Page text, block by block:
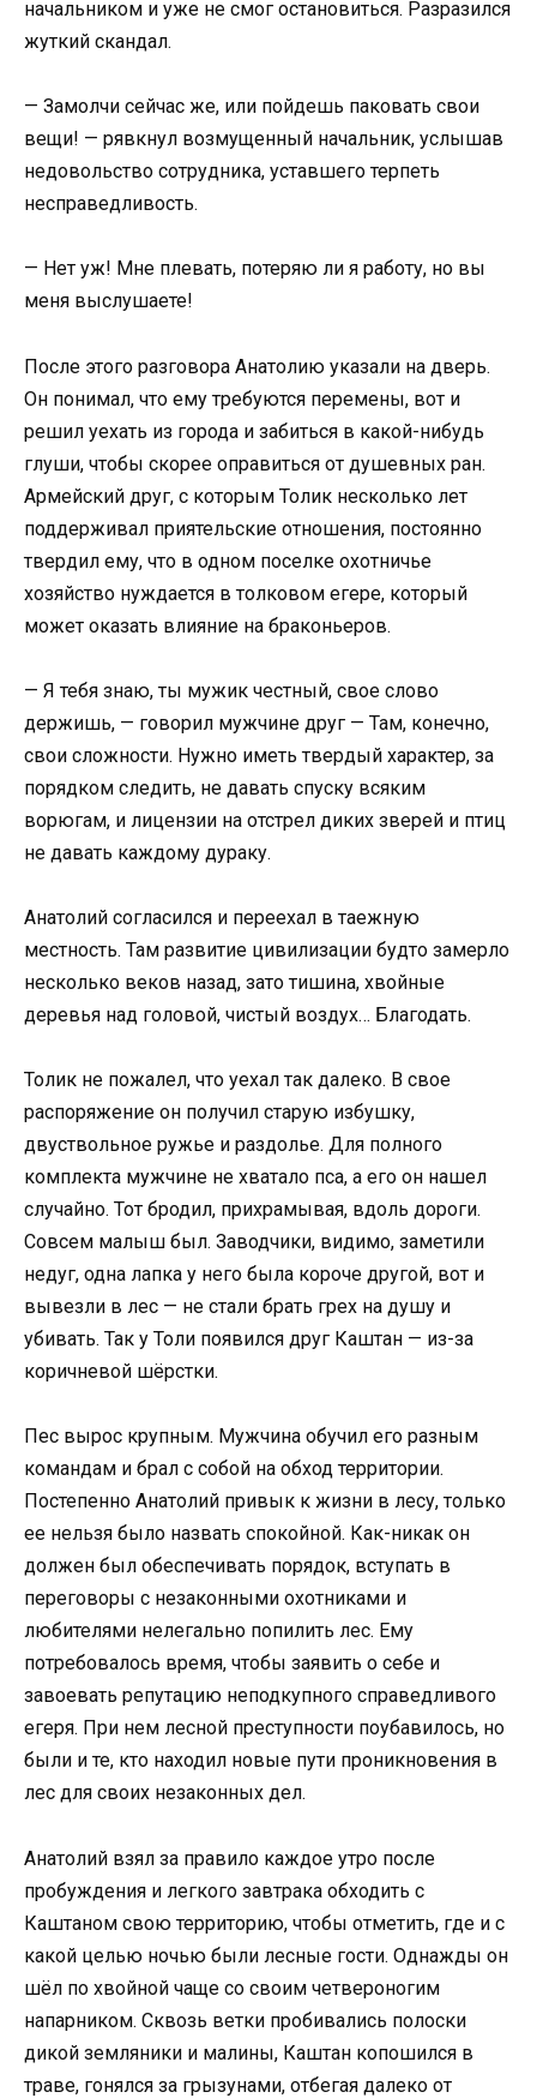
начальником и уже не смог остановиться. Разразился
жуткий скандал.
— Замолчи сейчас же, или пойдешь паковать свои
вещи! — рявкнул возмущенный начальник, услышав
недовольство сотрудника, уставшего терпеть
несправедливость.
— Нет уж! Мне плевать, потеряю ли я работу, но вы
меня выслушаете!
После этого разговора Анатолию указали на дверь.
Он понимал, что ему требуются перемены, вот и
решил уехать из города и забиться в какой-нибудь
глуши, чтобы скорее оправиться от душевных ран.
Армейский друг, с которым Толик несколько лет
поддерживал приятельские отношения, постоянно
твердил ему, что в одном поселке охотничье
хозяйство нуждается в толковом егере, который
может оказать влияние на браконьеров.
— Я тебя знаю, ты мужик честный, свое слово
держишь, — говорил мужчине друг — Там, конечно,
свои сложности. Нужно иметь твердый характер, за
порядком следить, не давать спуску всяким
ворюгам, и лицензии на отстрел диких зверей и птиц
не давать каждому дураку.
Анатолий согласился и переехал в таежную
местность. Там развитие цивилизации будто замерло
несколько веков назад, зато тишина, хвойные
деревья над головой, чистый воздух… Благодать.
Толик не пожалел, что уехал так далеко. В свое
распоряжение он получил старую избушку,
двуствольное ружье и раздолье. Для полного
комплекта мужчине не хватало пса, а его он нашел
случайно. Тот бродил, прихрамывая, вдоль дороги.
Совсем малыш был. Заводчики, видимо, заметили
недуг, одна лапка у него была короче другой, вот и
вывезли в лес — не стали брать грех на душу и
убивать. Так у Толи появился друг Каштан — из-за
коричневой шёрстки.
Пес вырос крупным. Мужчина обучил его разным
командам и брал с собой на обход территории.
Постепенно Анатолий привык к жизни в лесу, только
ее нельзя было назвать спокойной. Как-никак он
должен был обеспечивать порядок, вступать в
переговоры с незаконными охотниками и
любителями нелегально попилить лес. Ему
потребовалось время, чтобы заявить о себе и
завоевать репутацию неподкупного справедливого
егеря. При нем лесной преступности поубавилось, но
были и те, кто находил новые пути проникновения в
лес для своих незаконных дел.
Анатолий взял за правило каждое утро после
пробуждения и легкого завтрака обходить с
Каштаном свою территорию, чтобы отметить, где и с
какой целью ночью были лесные гости. Однажды он
шёл по хвойной чаще со своим четвероногим
напарником. Сквозь ветки пробивались полоски
дикой земляники и малины, Каштан копошился в
траве, гонялся за грызунами, отбегая далеко от